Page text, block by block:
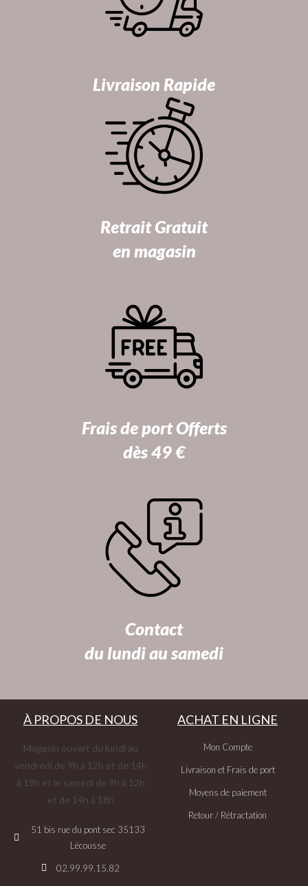
Livraison Rapide
Retrait Gratuit
en magasin
Frais de port Offerts
dès 49 €
Contact
du lundi au samedi
À PROPOS DE NOUS
Magasin ouvert du lundi au
vendredi de 9h à 12h et de 14h
à 19h et le samedi de 9h à 12h
et de 14h à 18h
51 bis rue du pont sec 35133
Lécousse
02.99.99.15.82
ACHAT EN LIGNE
Mon Compte
Livraison et Frais de port
Moyens de paiement
Retour / Rétractation